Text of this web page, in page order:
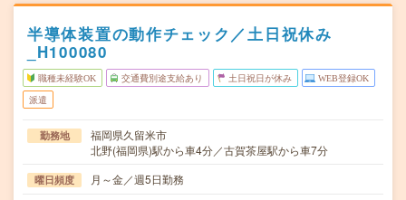
半導体装置の動作チェック／土日祝休み
_H100080
職種未経験OK 交通費別途支給あり 土日祝日が休み WEB登録OK
派遣
勤務地
福岡県久留米市
北野(福岡県)駅から車4分／古賀茶屋駅から車7分
曜日頻度 月～金／週5日勤務